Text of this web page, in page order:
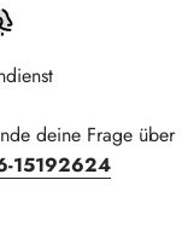
deine Frage über
15192624